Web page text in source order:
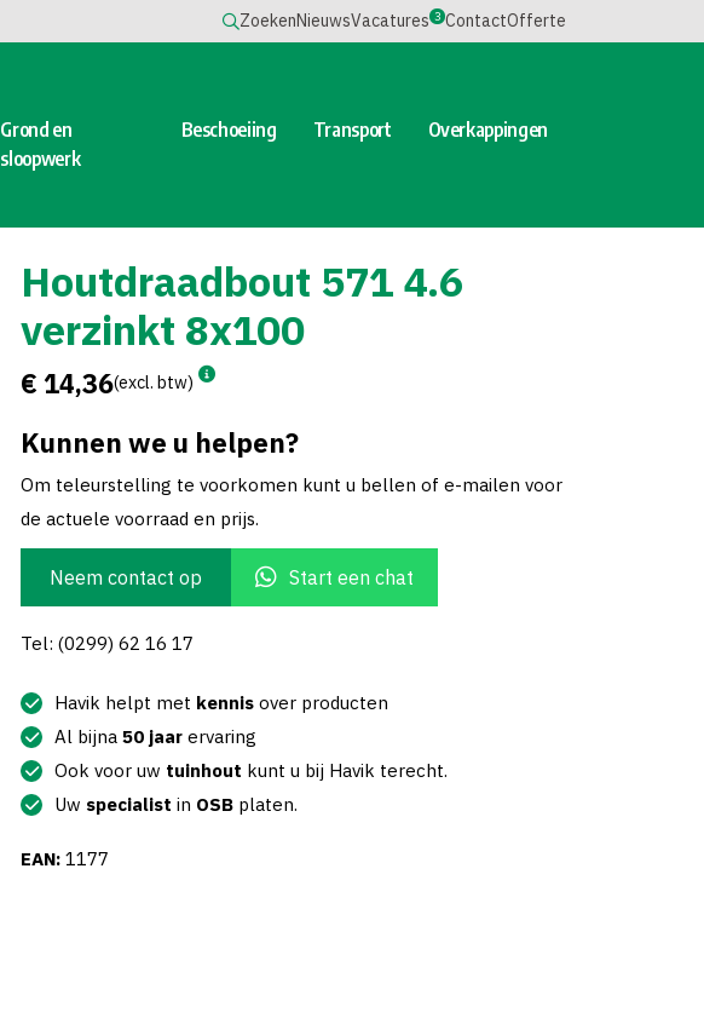
ZoekenNieuwsVacatures 3 ContactOfferte
Grond en
sloopwerk
Beschoeiing Transport Overkappingen
Houtdraadbout 571 4.6
verzinkt 8x100
€ 14,36(excl. btw)
Kunnen we u helpen?
Om teleurstelling te voorkomen kunt u bellen of e-mailen voor
de actuele voorraad en prijs.
Neem contact op Start een chat
Tel: (0299) 62 16 17
Havik helpt met kennis over producten
Al bijna 50 jaar ervaring
Ook voor uw tuinhout kunt u bij Havik terecht.
Uw specialist in OSB platen.
EAN: 1177